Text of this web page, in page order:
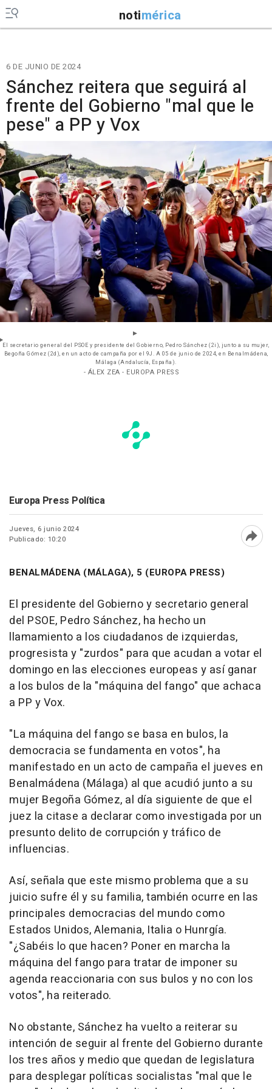
notimérica
6 DE JUNIO DE 2024
Sánchez reitera que seguirá al
frente del Gobierno "mal que le
pese" a PP y Vox
El secretario general del PSOE y presidente del Gobierno, Pedro Sánchez (2i), junto a su mujer,
Begoña Gómez (2d), en un acto de campaña por el 9J. A 05 de junio de 2024, en Benalmádena,
Málaga (Andalucía, España).
- ÁLEX ZEA - EUROPA PRESS
Europa Press Política
Jueves, 6 junio 2024
Publicado: 10:20
BENALMÁDENA (MÁLAGA), 5 (EUROPA PRESS)
El presidente del Gobierno y secretario general
del PSOE, Pedro Sánchez, ha hecho un
llamamiento a los ciudadanos de izquierdas,
progresista y "zurdos" para que acudan a votar el
domingo en las elecciones europeas y así ganar
a los bulos de la "máquina del fango" que achaca
a PP y Vox.
"La máquina del fango se basa en bulos, la
democracia se fundamenta en votos", ha
manifestado en un acto de campaña el jueves en
Benalmádena (Málaga) al que acudió junto a su
mujer Begoña Gómez, al día siguiente de que el
juez la citase a declarar como investigada por un
presunto delito de corrupción y tráfico de
influencias.
Así, señala que este mismo problema que a su
juicio sufre él y su familia, también ocurre en las
principales democracias del mundo como
Estados Unidos, Alemania, Italia o Hunrgía.
"¿Sabéis lo que hacen? Poner en marcha la
máquina del fango para tratar de imponer su
agenda reaccionaria con sus bulos y no con los
votos", ha reiterado.
No obstante, Sánchez ha vuelto a reiterar su
intención de seguir al frente del Gobierno durante
los tres años y medio que quedan de legislatura
para desplegar políticas socialistas "mal que le